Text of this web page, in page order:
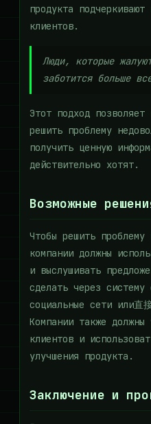
продукта
клиентов.
Люди, которые
заботится больше
Этот подход позволяет
решить проблему
получить ценную
действительно хотят.
Возможные
Чтобы решить проблему
компании должны
и выслушивать
сделать через систему
социальные сети или直
Компании также должны
клиентов и
улучшения продукта.
Заключение и